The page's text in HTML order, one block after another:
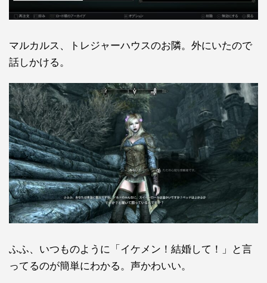
マルカルス、トレジャーハウスのお隣。外にいたので
話しかける。
ふふ、いつものように「イケメン！結婚して！」と言
ってるのが簡単にわかる。声かわいい。